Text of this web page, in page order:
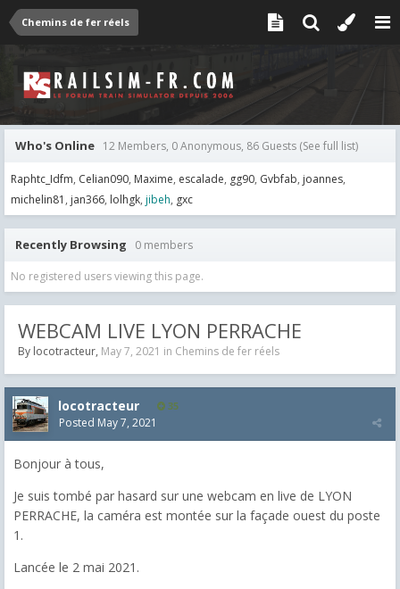
Chemins de fer réels
Who's Online 12 Members, 0 Anonymous, 86 Guests (See full list)
Raphtc_Idfm Celian090 Maxime escalade gg90 Gvbfab joannes
michelin81 jan366 lolhgk jibeh gxc
Recently Browsing 0 members
No registered users viewing this page.
WEBCAM LIVE LYON PERRACHE
By locotracteur, May 7, 2021 in Chemins de fer réels
locotracteur 35
Posted May 7, 2021
Bonjour à tous,
Je suis tombé par hasard sur une webcam en live de LYON
PERRACHE, la caméra est montée sur la façade ouest du poste
1.
Lancée le 2 mai 2021.